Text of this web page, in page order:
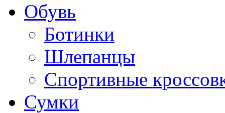
Обувь
Ботинки
Шлепанцы
Спортивные
Сумки